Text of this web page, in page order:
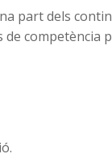
part dels
competència